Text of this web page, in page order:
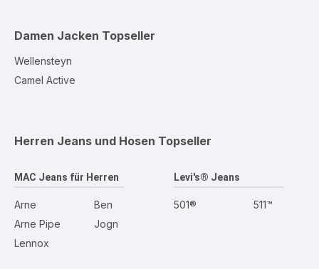
Damen Jacken Topseller
Wellensteyn
Camel Active
Herren Jeans und Hosen Topseller
MAC Jeans für Herren
Arne
Arne Pipe
Lennox
Ben
Jogn
Levi's® Jeans
501® 511™